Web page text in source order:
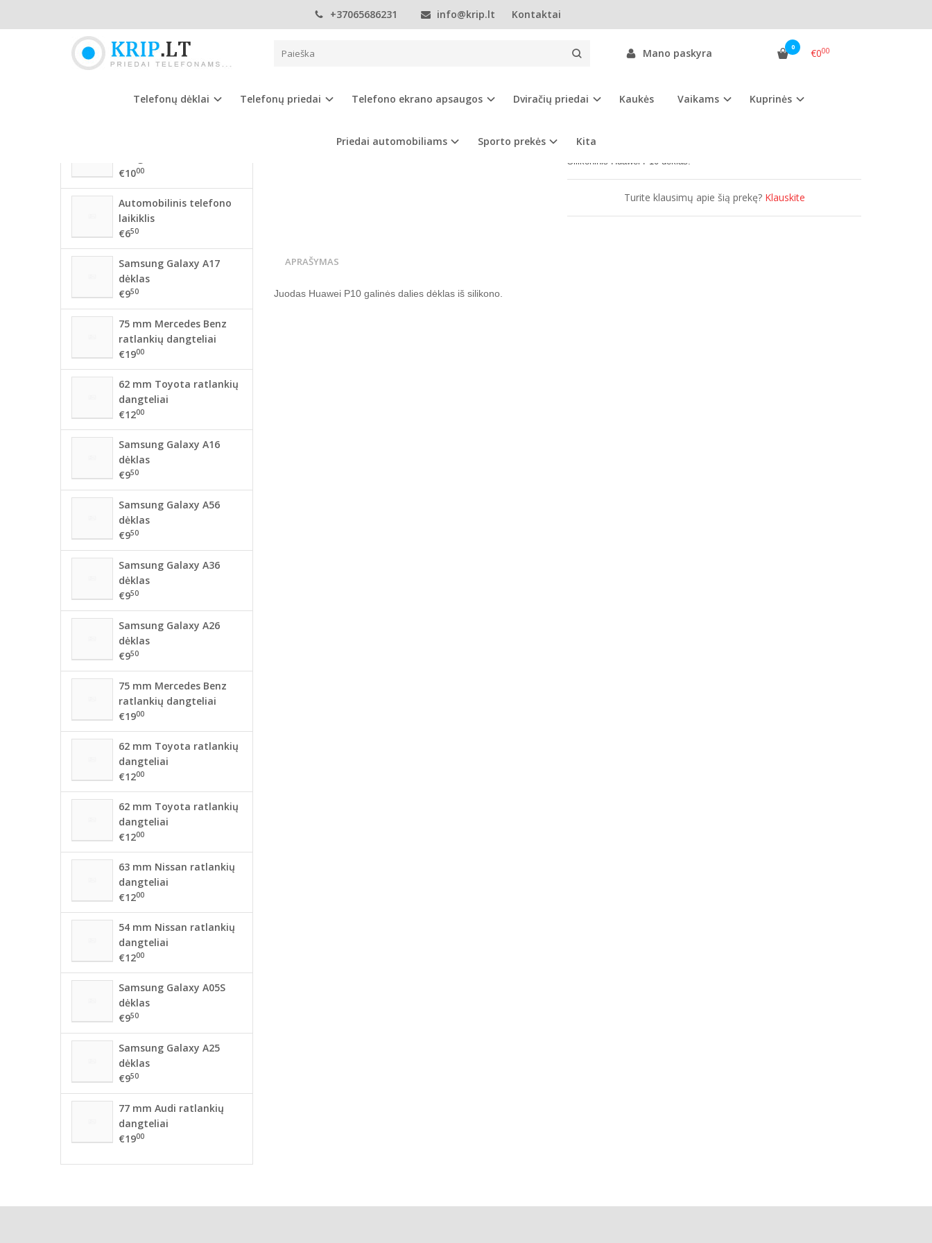
+37065686231 info@krip.lt Kontaktai
Mano paskyra 0 €000
Telefonų dėklai Telefonų priedai Telefono ekrano apsaugos Dviračių priedai Kaukės Vaikams Kuprinės
Priedai automobiliams Sporto prekės Kita
Pagrindinis Telefonų dėklai Huawei P10 Huawei P10 dėklas
HUAWEI P10 DĖKLAS
Prekės kodas: HP10D.jsg
Silikoninis Huawei P10 dėklas.
Turite klausimų apie šią prekę? Klauskite
APRAŠYMAS
Juodas Huawei P10 galinės dalies dėklas iš silikono.
NAUJAUSIOS PREKĖS
dangteliai
€1000
Automobilinis telefono
laikiklis
€650
Samsung Galaxy A17
dėklas
€950
75 mm Mercedes Benz
ratlankių dangteliai
€1900
62 mm Toyota ratlankių
dangteliai
€1200
Samsung Galaxy A16
dėklas
€950
Samsung Galaxy A56
dėklas
€950
Samsung Galaxy A36
dėklas
€950
Samsung Galaxy A26
dėklas
€950
75 mm Mercedes Benz
ratlankių dangteliai
€1900
62 mm Toyota ratlankių
dangteliai
€1200
62 mm Toyota ratlankių
dangteliai
€1200
63 mm Nissan ratlankių
dangteliai
€1200
54 mm Nissan ratlankių
dangteliai
€1200
Samsung Galaxy A05S
dėklas
€950
Samsung Galaxy A25
dėklas
€950
77 mm Audi ratlankių
dangteliai
€1900